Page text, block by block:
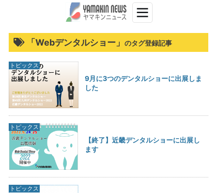
「Webデンタルショー」 のタグ登録記事
トピックス
9月に3つのデンタルショーに出展しま
した
トピックス
【終了】近畿デンタルショーに出展し
ます
トピックス